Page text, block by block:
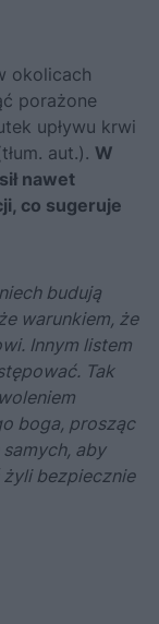
okolicach
porażone
upływu krwi
aut.). W
nawet
co sugeruje
budują
warunkiem, że
Innym listem
Tak
boga, prosząc
aby
żyli bezpiecznie